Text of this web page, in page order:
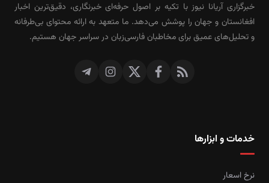
خبرگزاری آریانا نیوز با تکیه بر اصول حرفه‌ای خبرنگاری، دقیق‌ترین اخبار
افغانستان و جهان را پوشش می‌دهد. ما متعهد به ارائه محتوای بی‌طرفانه
و تحلیل‌های عمیق برای مخاطبان فارسی‌زبان در سراسر جهان هستیم.
خدمات و ابزارها
نرخ اسعار